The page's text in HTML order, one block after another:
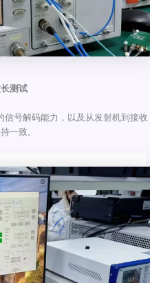
测试
号解码能力，以及从发射机到接收
一致。